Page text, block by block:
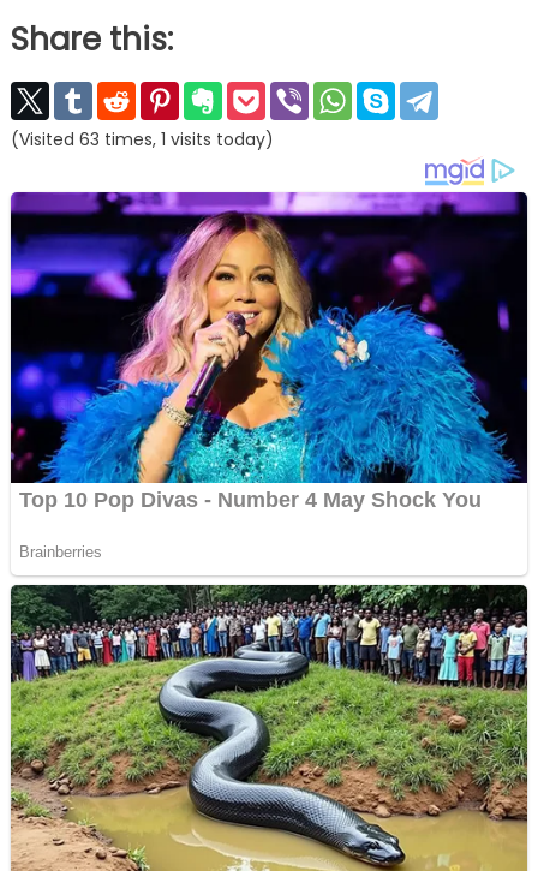
Share this:
(Visited 63 times, 1 visits today)